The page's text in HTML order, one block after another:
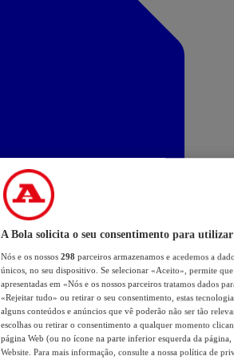
A Bola solicita o seu consentimento para utilizar
Nós e os nossos 298 parceiros armazenamos e acedemos a
únicos, no seu dispositivo. Se selecionar «Aceito», permite
apresentadas em «Nós e os nossos parceiros tratamos dados
«Rejeitar tudo» ou retirar o seu consentimento, estas
alguns conteúdos e anúncios que vê poderão não ser tão
escolhas ou retirar o consentimento a qualquer momento
página Web (ou no ícone na parte inferior esquerda da página,
Website. Para mais informação, consulte a nossa política de